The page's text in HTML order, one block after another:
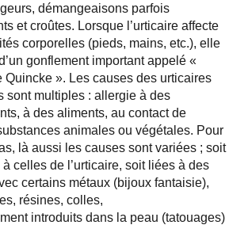
démangeaisons parfois
et croûtes. Lorsque l’urticaire affecte
corporelles (pieds, mains, etc.), elle
gonflement important appelé «
». Les causes des urticaires
sont multiples : allergie à des
à des aliments, au contact de
animales ou végétales. Pour
là aussi les causes sont variées ; soit
celles de l’urticaire, soit liées à des
certains métaux (bijoux fantaisie),
résines, colles,
introduits dans la peau (tatouages)